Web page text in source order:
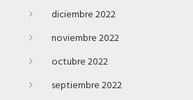
diciembre 2022
noviembre 2022
octubre 2022
septiembre 2022